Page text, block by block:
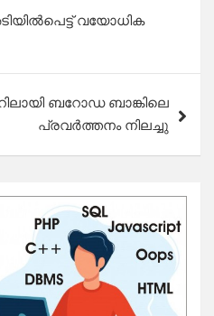
വയോധിക
ബറോഡ ബാങ്കിലെ
പ്രവർത്തനം നിലച്ചു